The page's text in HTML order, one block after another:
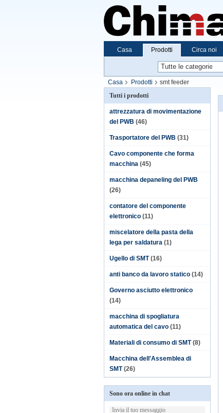
Casa Prodotti Circa noi
Casa Prodotti
smt feeder
Tutti i prodotti
attrezzatura di movimentazione
del PWB (46)
Trasportatore del PWB (31)
Cavo componente che forma
macchina (45)
macchina depaneling del PWB
(26)
contatore del componente
elettronico (11)
miscelatore della pasta della
lega per saldatura (1)
Ugello di SMT (16)
anti banco da lavoro statico (14)
Governo asciutto elettronico
(14)
macchina di spogliatura
automatica del cavo (11)
Materiali di consumo di SMT (8)
Macchina dell'Assemblea di
SMT (26)
Sono ora online in chat